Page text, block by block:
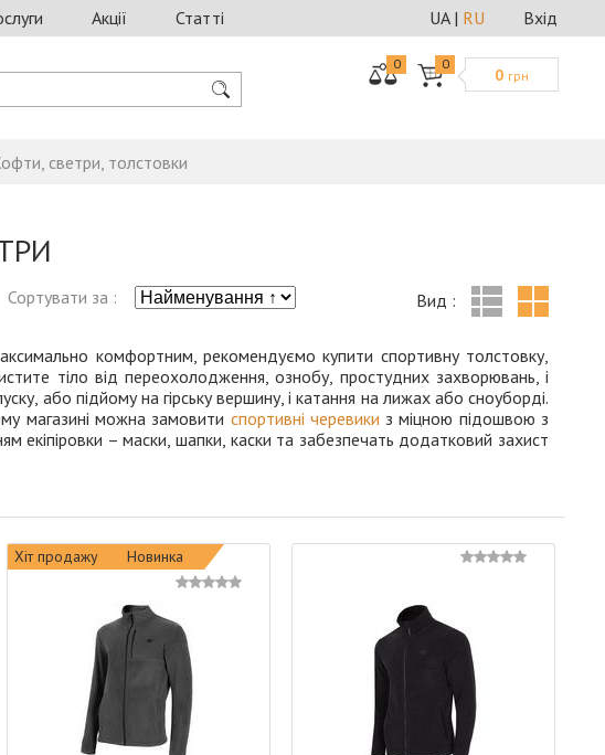
Акції Статті Вхід
UA| RU
0 0
0 грн
светри, толстовки
Сортувати за : Вид :
комфортним, рекомендуємо купити спортивну толстовку,
тіло від переохолодження, ознобу, простудних захворювань, і
або підйому на гірську вершину, і катання на лижах або сноуборді.
магазині можна замовити спортивні черевики з міцною підошвою з
екіпіровки – маски, шапки, каски та забезпечать додатковий захист
Хіт продажу Новинка